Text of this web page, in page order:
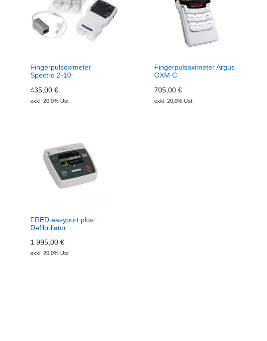
Fingerpulsoximeter
Spectro 2-10
435,00 €
exkl. 20,0% Ust
Fingerpulsoximeter Argus
OXM C
705,00 €
exkl. 20,0% Ust
FRED easyport plus
Defibrillator
1 995,00 €
exkl. 20,0% Ust